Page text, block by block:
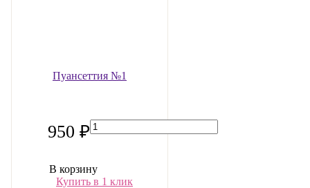
Пуансеттия №1
950 ₽
В корзину
Купить в 1 клик